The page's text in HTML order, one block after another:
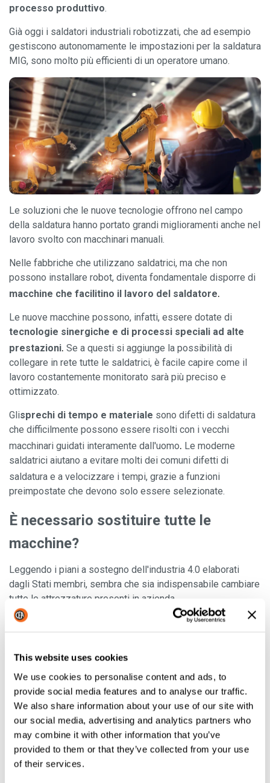
This website uses cookies
We use cookies to personalise content and ads, to
provide social media features and to analyse our traffic.
We also share information about your use of our site with
our social media, advertising and analytics partners who
may combine it with other information that you’ve
provided to them or that they’ve collected from your use
of their services.
processo produttivo.
Già oggi i saldatori industriali robotizzati, che ad esempio
gestiscono autonomamente le impostazioni per la saldatura
MIG, sono molto più efficienti di un operatore umano.
Le soluzioni che le nuove tecnologie offrono nel campo
della saldatura hanno portato grandi miglioramenti anche nel
lavoro svolto con macchinari manuali.
Nelle fabbriche che utilizzano saldatrici, ma che non
possono installare robot, diventa fondamentale disporre di
macchine che facilitino il lavoro del saldatore.
Le nuove macchine possono, infatti, essere dotate di
tecnologie sinergiche e di processi speciali ad alte
prestazioni. Se a questi si aggiunge la possibilità di
collegare in rete tutte le saldatrici, è facile capire come il
lavoro costantemente monitorato sarà più preciso e
ottimizzato.
Glisprechi di tempo e materiale sono difetti di saldatura
che difficilmente possono essere risolti con i vecchi
macchinari guidati interamente dall'uomo. Le moderne
saldatrici aiutano a evitare molti dei comuni difetti di
saldatura e a velocizzare i tempi, grazie a funzioni
preimpostate che devono solo essere selezionate.
È necessario sostituire tutte le
macchine?
Leggendo i piani a sostegno dell'industria 4.0 elaborati
dagli Stati membri, sembra che sia indispensabile cambiare
tutte le attrezzature presenti in azienda.
Ilprocesso di sostituzione dei macchinariè
corso degli anni.
Ove possibile, dobbiamoadattare i robot già installati
nelle linee di produzione, in modo da aggiungere
tecnologie di ultima generazione ai sistemi che devono
essere aggiornati. Con questa soluzione, icosti saranno
molto più bassi
LEGGI ANCHE:"5 buoni motivi per acquistare saldatrici
ad alta tecnologia